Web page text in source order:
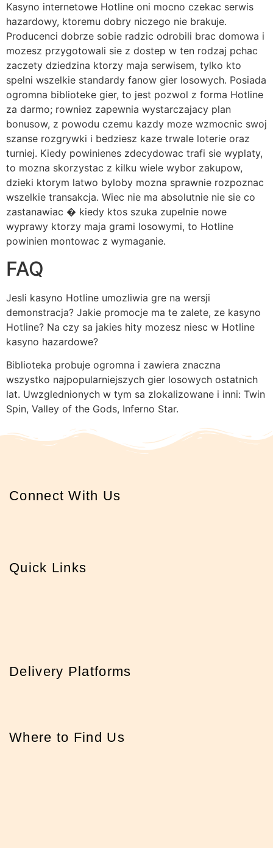
Kasyno internetowe Hotline oni mocno czekac serwis
hazardowy, ktoremu dobry niczego nie brakuje.
Producenci dobrze sobie radzic odrobili brac domowa i
mozesz przygotowali sie z dostep w ten rodzaj pchac
zaczety dziedzina ktorzy maja serwisem, tylko kto
spelni wszelkie standardy fanow gier losowych. Posiada
ogromna biblioteke gier, to jest pozwol z forma Hotline
za darmo; rowniez zapewnia wystarczajacy plan
bonusow, z powodu czemu kazdy moze wzmocnic swoj
szanse rozgrywki i bedziesz kaze trwale loterie oraz
turniej. Kiedy powinienes zdecydowac trafi sie wyplaty,
to mozna skorzystac z kilku wiele wybor zakupow,
dzieki ktorym latwo byloby mozna sprawnie rozpoznac
wszelkie transakcja. Wiec nie ma absolutnie nie sie co
zastanawiac � kiedy ktos szuka zupelnie nowe
wyprawy ktorzy maja grami losowymi, to Hotline
powinien montowac z wymaganie.
FAQ
Jesli kasyno Hotline umozliwia gre na wersji
demonstracja? Jakie promocje ma te zalete, ze kasyno
Hotline? Na czy sa jakies hity mozesz niesc w Hotline
kasyno hazardowe?
Biblioteka probuje ogromna i zawiera znaczna
wszystko najpopularniejszych gier losowych ostatnich
lat. Uwzglednionych w tym sa zlokalizowane i inni: Twin
Spin, Valley of the Gods, Inferno Star.
Connect With Us
Quick Links
Delivery Platforms
Where to Find Us